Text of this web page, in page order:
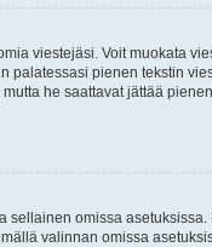
viestejäsi. Voit muokata
palatessasi pienen tekstin
he saattavat jättää
omissa
valinnan omissa